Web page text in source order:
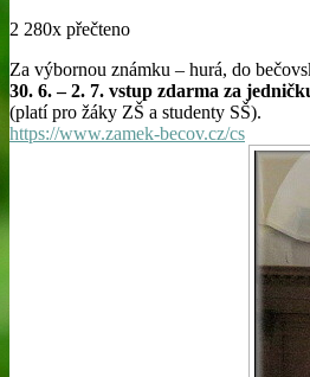
2 280x přečteno
Za výbornou známku – hurá, do
30. 6. – 2. 7. vstup zdarma za
(platí pro žáky ZŠ a studenty SŠ).
https://www.zamek-becov.cz/cs